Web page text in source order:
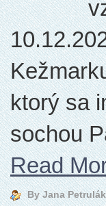
ktorý sa
sochou
Read
By Jana